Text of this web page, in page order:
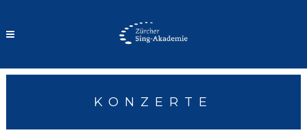
KONZERTE